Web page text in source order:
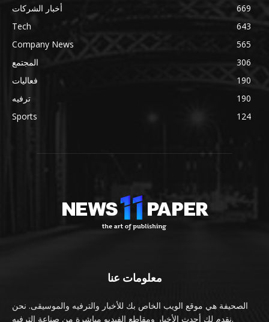
أخبار الشركات
669
Tech
643
Company News
565
المجتمع
306
فعاليات
190
ترفيه
190
Sports
124
معلومات عنا
الصحيفة هي موقع الويب الخاص بك للأخبار والترفيه والموسيقى. نحن
نقدم لك أحدث الأخبار ومقاطع الفيديو مباشرة من صناعة الترفيه.